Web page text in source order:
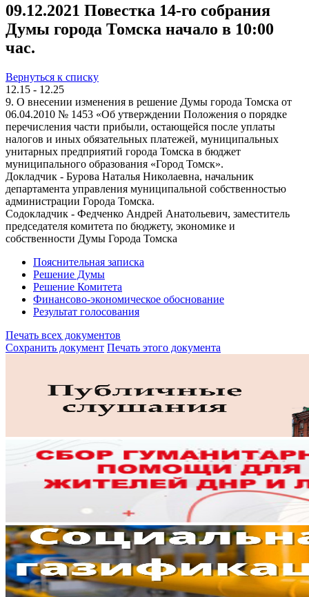
09.12.2021 Повестка 14-го собрания
Думы города Томска начало в 10:00
час.
Вернуться к списку
12.15 - 12.25
9. О внесении изменения в решение Думы города Томска от
06.04.2010 № 1453 «Об утверждении Положения о порядке
перечисления части прибыли, остающейся после уплаты
налогов и иных обязательных платежей, муниципальных
унитарных предприятий города Томска в бюджет
муниципального образования «Город Томск».
Докладчик - Бурова Наталья Николаевна, начальник
департамента управления муниципальной собственностью
администрации Города Томска.
Содокладчик - Федченко Андрей Анатольевич, заместитель
председателя комитета по бюджету, экономике и
собственности Думы Города Томска
Пояснительная записка
Решение Думы
Решение Комитета
Финансово-экономическое обоснование
Результат голосования
Печать всех документов
Сохранить документ Печать этого документа